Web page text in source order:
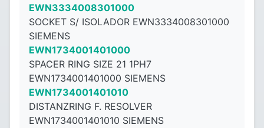
EWN3334008301000
SOCKET S/ ISOLADOR EWN3334008301000
SIEMENS
EWN1734001401000
SPACER RING SIZE 21 1PH7
EWN1734001401000 SIEMENS
EWN1734001401010
DISTANZRING F. RESOLVER
EWN1734001401010 SIEMENS